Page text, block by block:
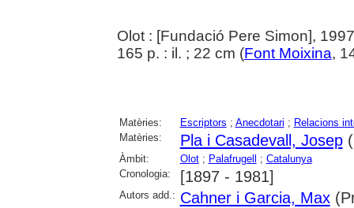
Olot : [Fundació Pere Simon], 1997
165 p. : il. ; 22 cm (Font Moixina,
Matèries: Escriptors ; Anecdotari ; Relacions
Matèries:
Pla i Casadevall, Josep
Àmbit: Olot; Palafrugell ; Catalunya
Cronologia:
[1897 - 1981]
Autors add.: Cahner i Garcia, Max